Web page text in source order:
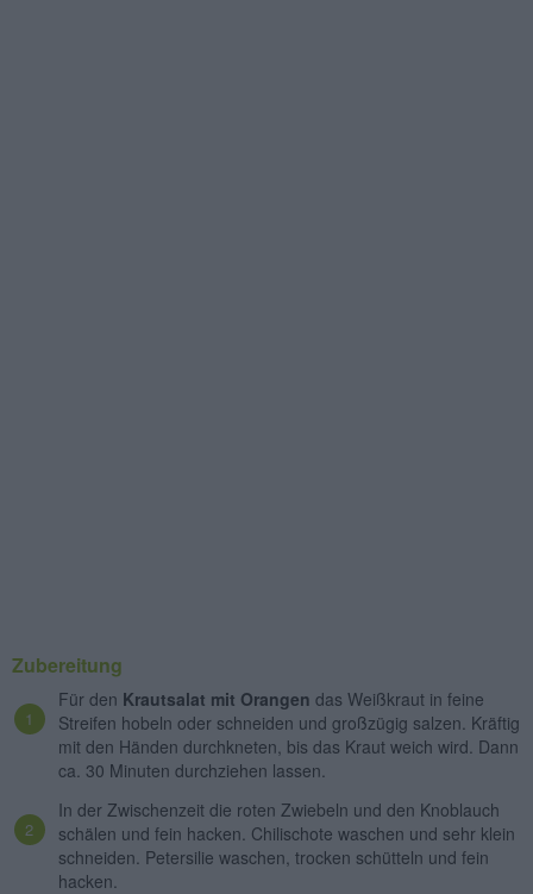
Zubereitung
Für den Krautsalat mit Orangen das Weißkraut in feine
Streifen hobeln oder schneiden und großzügig salzen. Kräftig
mit den Händen durchkneten, bis das Kraut weich wird. Dann
ca. 30 Minuten durchziehen lassen.
In der Zwischenzeit die roten Zwiebeln und den Knoblauch
schälen und fein hacken. Chilischote waschen und sehr klein
schneiden. Petersilie waschen, trocken schütteln und fein
hacken.